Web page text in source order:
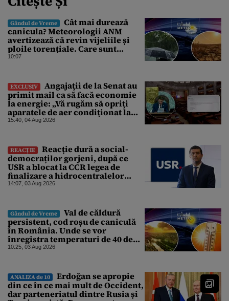
Gândul de Vreme
Cât mai durează
canicula? Meteorologii ANM
avertizează că revin vijeliile și
ploile torențiale. Care sunt
zonele vizate, începând chiar de
10:07
EXCLUSIV
Angajaţii de la Senat au
primit mail ca să facă economie
la energie: „Vă rugăm să opriţi
aparatele de aer condiţionat la
sfârşitul programului”
15:40, 04 Aug 2026
REACȚIE
Reacție dură a social-
democraților gorjeni, după ce
USR a blocat la CCR legea de
finalizare a hidrocentralelor
abandonate. „Nu ne-ar surprinde
abătut o cupolă de foc”
14:07, 03 Aug 2026
Gândul de Vreme
Val de căldură
persistent, cod roșu de caniculă
în România. Unde se vor
înregistra temperaturi de 40 de
grade, potrivit ANM
10:25, 03 Aug 2026
ANALIZA de 10
Erdoğan se apropie
din ce în ce mai mult de Occident,
dar parteneriatul dintre Rusia și